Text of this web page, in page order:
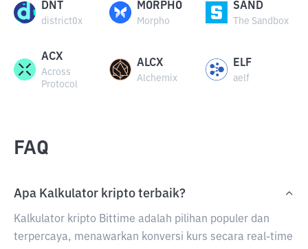
DNT
district0x
MORPHO
Morpho
SAND
The Sandbox
ACX
Across
Protocol
ALCX
Alchemix
ELF
aelf
FAQ
Apa Kalkulator kripto terbaik?
Kalkulator kripto Bittime adalah pilihan populer dan
terpercaya, menawarkan konversi kurs secara real-time